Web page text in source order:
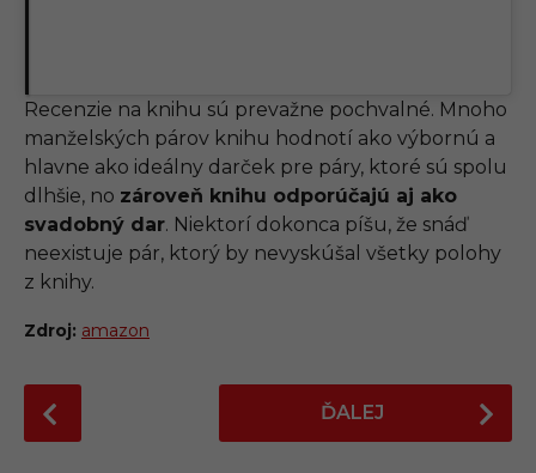
Recenzie na knihu sú prevažne pochvalné. Mnoho
manželských párov knihu hodnotí ako výbornú a
hlavne ako ideálny darček pre páry, ktoré sú spolu
dlhšie, no zároveň knihu odporúčajú aj ako
svadobný dar. Niektorí dokonca píšu, že snáď
neexistuje pár, ktorý by nevyskúšal všetky polohy
z knihy.
Zdroj: amazon
o
ĎALEJ